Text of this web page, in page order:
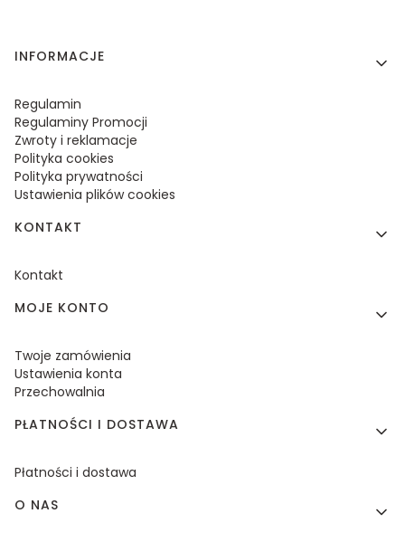
Linki w stopce
INFORMACJE
Regulamin
Regulaminy Promocji
Zwroty i reklamacje
Polityka cookies
Polityka prywatności
Ustawienia plików cookies
KONTAKT
Kontakt
MOJE KONTO
Twoje zamówienia
Ustawienia konta
Przechowalnia
PŁATNOŚCI I DOSTAWA
Płatności i dostawa
O NAS